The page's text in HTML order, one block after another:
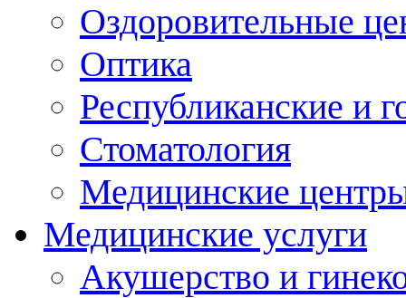
Оздоровительные
Оптика
Республиканские и
Стоматология
Медицинские
Медицинские услуги
Акушерство и